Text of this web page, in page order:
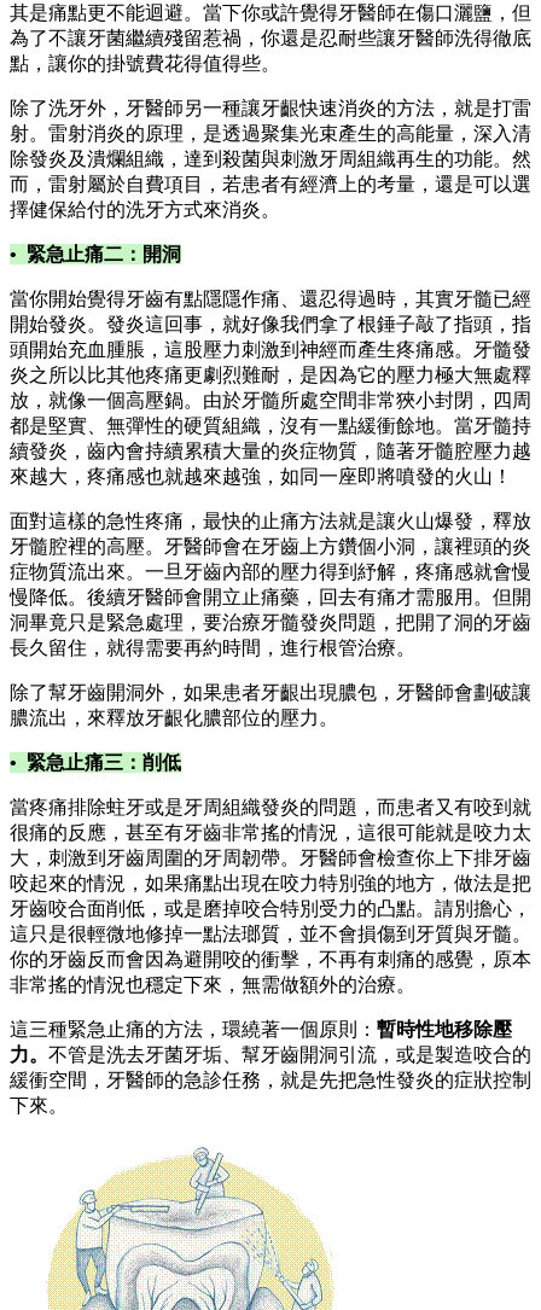
其是痛點更不能迴避。當下你或許覺得牙醫師在傷口灑鹽，但
為了不讓牙菌繼續殘留惹禍，你還是忍耐些讓牙醫師洗得徹底
點，讓你的掛號費花得值得些。
除了洗牙外，牙醫師另一種讓牙齦快速消炎的方法，就是打雷
射。雷射消炎的原理，是透過聚集光束產生的高能量，深入清
除發炎及潰爛組織，達到殺菌與刺激牙周組織再生的功能。然
而，雷射屬於自費項目，若患者有經濟上的考量，還是可以選
擇健保給付的洗牙方式來消炎。
• 緊急止痛二：開洞
當你開始覺得牙齒有點隱隱作痛、還忍得過時，其實牙髓已經
開始發炎。發炎這回事，就好像我們拿了根錘子敲了指頭，指
頭開始充血腫脹，這股壓力刺激到神經而產生疼痛感。牙髓發
炎之所以比其他疼痛更劇烈難耐，是因為它的壓力極大無處釋
放，就像一個高壓鍋。由於牙髓所處空間非常狹小封閉，四周
都是堅實、無彈性的硬質組織，沒有一點緩衝餘地。當牙髓持
續發炎，齒內會持續累積大量的炎症物質，隨著牙髓腔壓力越
來越大，疼痛感也就越來越強，如同一座即將噴發的火山！
面對這樣的急性疼痛，最快的止痛方法就是讓火山爆發，釋放
牙髓腔裡的高壓。牙醫師會在牙齒上方鑽個小洞，讓裡頭的炎
症物質流出來。一旦牙齒內部的壓力得到紓解，疼痛感就會慢
慢降低。後續牙醫師會開立止痛藥，回去有痛才需服用。但開
洞畢竟只是緊急處理，要治療牙髓發炎問題，把開了洞的牙齒
長久留住，就得需要再約時間，進行根管治療。
除了幫牙齒開洞外，如果患者牙齦出現膿包，牙醫師會劃破讓
膿流出，來釋放牙齦化膿部位的壓力。
• 緊急止痛三：削低
當疼痛排除蛀牙或是牙周組織發炎的問題，而患者又有咬到就
很痛的反應，甚至有牙齒非常搖的情況，這很可能就是咬力太
大，刺激到牙齒周圍的牙周韌帶。牙醫師會檢查你上下排牙齒
咬起來的情況，如果痛點出現在咬力特別強的地方，做法是把
牙齒咬合面削低，或是磨掉咬合特別受力的凸點。請別擔心，
這只是很輕微地修掉一點法瑯質，並不會損傷到牙質與牙髓。
你的牙齒反而會因為避開咬的衝擊，不再有刺痛的感覺，原本
非常搖的情況也穩定下來，無需做額外的治療。
這三種緊急止痛的方法，環繞著一個原則： 暫時性地移除壓
力。 不管是洗去牙菌牙垢、幫牙齒開洞引流，或是製造咬合的
緩衝空間，牙醫師的急診任務，就是先把急性發炎的症狀控制
下來。